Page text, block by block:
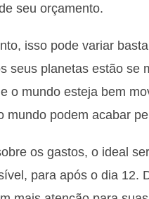
seu orçamento.
isso pode variar
seus planetas estão se
o mundo esteja bem
mundo podem acabar
os gastos, o ideal
para após o dia 12.